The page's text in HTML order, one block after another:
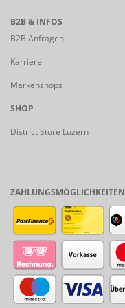
B2B & INFOS
B2B Anfragen
Karriere
Markenshops
SHOP
District Store Luzern
ZAHLUNGSMÖGLICHKEITEN